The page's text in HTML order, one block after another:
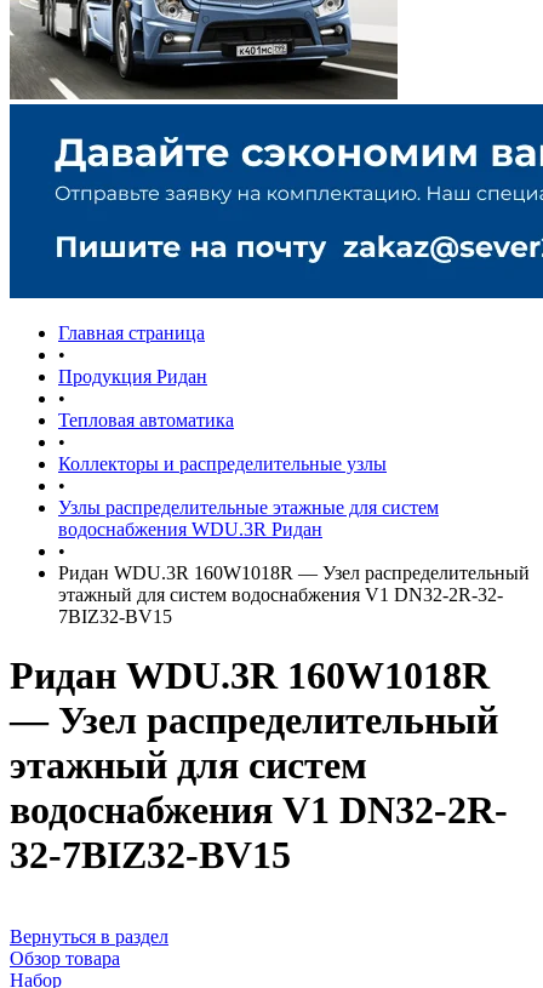
Главная страница
•
Продукция Ридан
•
Тепловая автоматика
•
Коллекторы и распределительные узлы
•
Узлы распределительные этажные для систем
водоснабжения WDU.3R Ридан
•
Ридан WDU.3R 160W1018R — Узел распределительный
этажный для систем водоснабжения V1 DN32-2R-32-
7BIZ32-BV15
Ридан WDU.3R 160W1018R
— Узел распределительный
этажный для систем
водоснабжения V1 DN32-2R-
32-7BIZ32-BV15
Вернуться в раздел
Обзор товара
Набор